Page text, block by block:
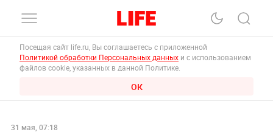
Посещая сайт life.ru, Вы соглашаетесь с приложенной
Политикой обработки Персональных данных и с использованием
файлов cookie, указанных в данной Политике.
ОК
31 мая, 07:18